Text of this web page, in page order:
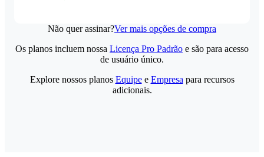
Não quer assinar?Ver mais opções de compra
Os planos incluem nossa Licença Pro Padrão e são para acesso
de usuário único.
Explore nossos planos Equipee Empresa para recursos
adicionais.